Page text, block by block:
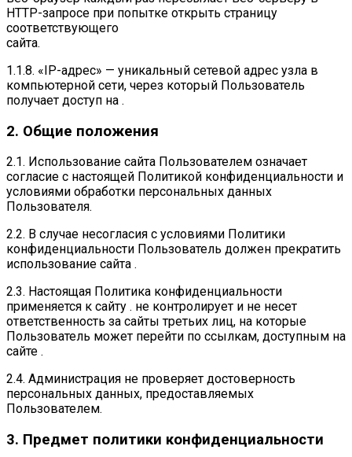
HTTP-запросе при попытке открыть страницу
соответствующего
сайта.
1.1.8. «IP-адрес» — уникальный сетевой адрес узла в
компьютерной сети, через который Пользователь
получает доступ на .
2. Общие положения
2.1. Использование сайта Пользователем означает
согласие с настоящей Политикой конфиденциальности и
условиями обработки персональных данных
Пользователя.
2.2. В случае несогласия с условиями Политики
конфиденциальности Пользователь должен прекратить
использование сайта .
2.3. Настоящая Политика конфиденциальности
применяется к сайту . не контролирует и не несет
ответственность за сайты третьих лиц, на которые
Пользователь может перейти по ссылкам, доступным на
сайте .
2.4. Администрация не проверяет достоверность
персональных данных, предоставляемых
Пользователем.
3. Предмет политики конфиденциальности